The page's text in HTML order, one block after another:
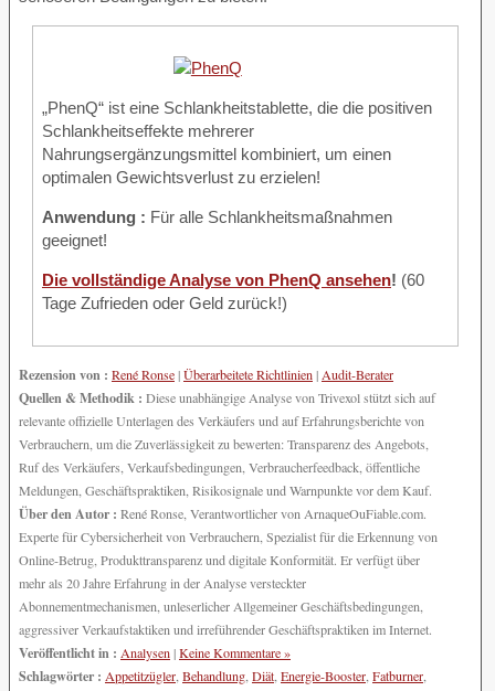
„PhenQ“ ist eine Schlankheitstablette, die die positiven
Schlankheitseffekte mehrerer
Nahrungsergänzungsmittel kombiniert, um einen
optimalen Gewichtsverlust zu erzielen!
Anwendung : Für alle Schlankheitsmaßnahmen
geeignet!
Die vollständige Analyse von PhenQ ansehen! (60
Tage Zufrieden oder Geld zurück!)
Rezension von : René Ronse|Überarbeitete Richtlinien| Audit-Berater
Quellen & Methodik : Diese unabhängige Analyse von Trivexol stützt sich auf
relevante offizielle Unterlagen des Verkäufers und auf Erfahrungsberichte von
Verbrauchern, um die Zuverlässigkeit zu bewerten: Transparenz des Angebots,
Ruf des Verkäufers, Verkaufsbedingungen, Verbraucherfeedback, öffentliche
Meldungen, Geschäftspraktiken, Risikosignale und Warnpunkte vor dem Kauf.
Über den Autor : René Ronse, Verantwortlicher von ArnaqueOuFiable.com.
Experte für Cybersicherheit von Verbrauchern, Spezialist für die Erkennung von
Online-Betrug, Produkttransparenz und digitale Konformität. Er verfügt über
mehr als 20 Jahre Erfahrung in der Analyse versteckter
Abonnementmechanismen, unleserlicher Allgemeiner Geschäftsbedingungen,
aggressiver Verkaufstaktiken und irreführender Geschäftspraktiken im Internet.
Veröffentlicht in : Analysen|Keine Kommentare »
Schlagwörter : Appetitzügler Behandlung Diät Energie-Booster Fatburner